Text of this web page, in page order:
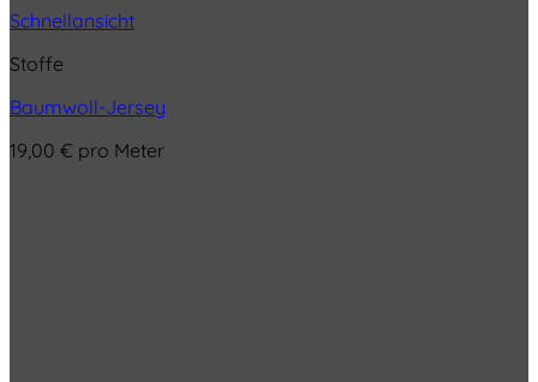
Schnellansicht
Stoffe
Baumwoll-Jersey
19,00 € pro Meter